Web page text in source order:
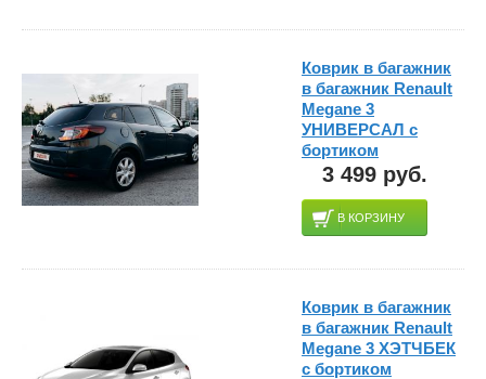
Коврик в багажник
в багажник Renault
Megane 3
УНИВЕРСАЛ с
бортиком
3 499 руб.
В КОРЗИНУ
Коврик в багажник
в багажник Renault
Megane 3 ХЭТЧБЕК
с бортиком